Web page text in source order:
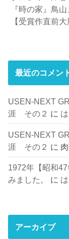
『時の家』鳥
【受賞作直前大
最近のコメン
USEN-NEXT
涯 その２ に
USEN-NEXT
涯 その２ に
1972年【昭和
みました。
に
アーカイブ